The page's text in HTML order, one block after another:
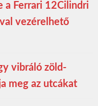
a Ferrari 12Cilindri
vezérelhető
vibráló zöld-
meg az utcákat